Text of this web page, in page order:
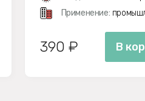
Применение:
390 ₽ В